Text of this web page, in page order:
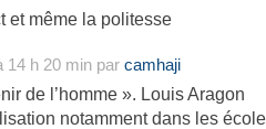
et même la politesse
14 h 20 min par camhaji
de l’homme ». Louis Aragon
notamment dans les